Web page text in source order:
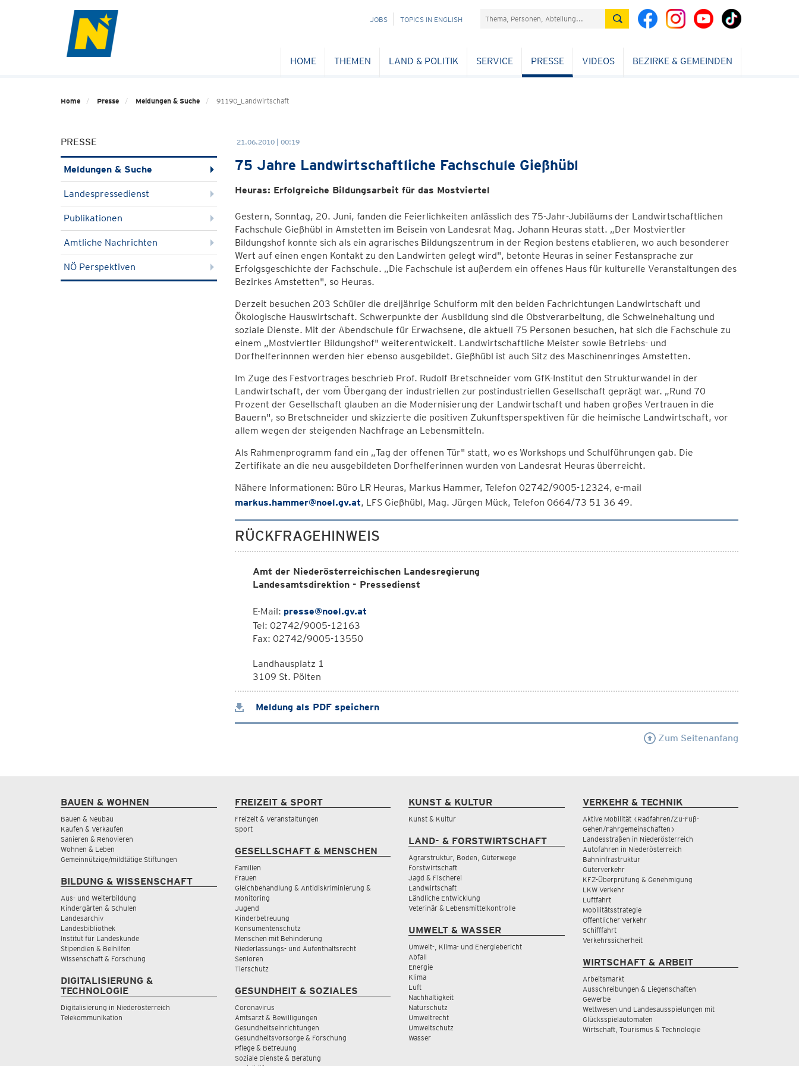
NAVIGATION
JOBS TOPICS IN ENGLISH Suchefeld
HOME THEMEN LAND & POLITIK SERVICE PRESSE VIDEOS BEZIRKE & GEMEINDEN
Home Presse Meldungen & Suche 91190_Landwirtschaft
PRESSE
Meldungen & Suche
Landespressedienst
Publikationen
Amtliche Nachrichten
NÖ Perspektiven
21.06.2010 | 00:19
75 Jahre Landwirtschaftliche Fachschule Gießhübl
Heuras: Erfolgreiche Bildungsarbeit für das Mostviertel
Gestern, Sonntag, 20. Juni, fanden die Feierlichkeiten anlässlich des 75-Jahr-Jubiläums der Landwirtschaftlichen
Fachschule Gießhübl in Amstetten im Beisein von Landesrat Mag. Johann Heuras statt. „Der Mostviertler
Bildungshof konnte sich als ein agrarisches Bildungszentrum in der Region bestens etablieren, wo auch besonderer
Wert auf einen engen Kontakt zu den Landwirten gelegt wird", betonte Heuras in seiner Festansprache zur
Erfolgsgeschichte der Fachschule. „Die Fachschule ist außerdem ein offenes Haus für kulturelle Veranstaltungen des
Bezirkes Amstetten", so Heuras.
Derzeit besuchen 203 Schüler die dreijährige Schulform mit den beiden Fachrichtungen Landwirtschaft und
Ökologische Hauswirtschaft. Schwerpunkte der Ausbildung sind die Obstverarbeitung, die Schweinehaltung und
soziale Dienste. Mit der Abendschule für Erwachsene, die aktuell 75 Personen besuchen, hat sich die Fachschule zu
einem „Mostviertler Bildungshof" weiterentwickelt. Landwirtschaftliche Meister sowie Betriebs- und
Dorfhelferinnnen werden hier ebenso ausgebildet. Gießhübl ist auch Sitz des Maschinenringes Amstetten.
Im Zuge des Festvortrages beschrieb Prof. Rudolf Bretschneider vom GfK-Institut den Strukturwandel in der
Landwirtschaft, der vom Übergang der industriellen zur postindustriellen Gesellschaft geprägt war. „Rund 70
Prozent der Gesellschaft glauben an die Modernisierung der Landwirtschaft und haben großes Vertrauen in die
Bauern", so Bretschneider und skizzierte die positiven Zukunftsperspektiven für die heimische Landwirtschaft, vor
allem wegen der steigenden Nachfrage an Lebensmitteln.
Als Rahmenprogramm fand ein „Tag der offenen Tür" statt, wo es Workshops und Schulführungen gab. Die
Zertifikate an die neu ausgebildeten Dorfhelferinnen wurden von Landesrat Heuras überreicht.
Nähere Informationen: Büro LR Heuras, Markus Hammer, Telefon 02742/9005-12324, e-mail
markus.hammer@noel.gv.at, LFS Gießhübl, Mag. Jürgen Mück, Telefon 0664/73 51 36 49.
RÜCKFRAGEHINWEIS
Amt der Niederösterreichischen Landesregierung
Landesamtsdirektion - Pressedienst
E-Mail: presse@noel.gv.at
Tel: 02742/9005-12163
Fax: 02742/9005-13550
Landhausplatz 1
3109 St. Pölten
Meldung als PDF speichern
Zum Seitenanfang
BAUEN & WOHNEN
Bauen & Neubau
Kaufen & Verkaufen
Sanieren & Renovieren
Wohnen & Leben
Gemeinnützige/mildtätige Stiftungen
BILDUNG & WISSENSCHAFT
Aus- und Weiterbildung
Kindergärten & Schulen
Landesarchiv
Landesbibliothek
Institut für Landeskunde
Stipendien & Beihilfen
Wissenschaft & Forschung
DIGITALISIERUNG &
TECHNOLOGIE
Digitalisierung in Niederösterreich
Telekommunikation
FREIZEIT & SPORT
Freizeit & Veranstaltungen
Sport
GESELLSCHAFT & MENSCHEN
Familien
Frauen
Gleichbehandlung & Antidiskriminierung &
Monitoring
Jugend
Kinderbetreuung
Konsumentenschutz
Menschen mit Behinderung
Niederlassungs- und Aufenthaltsrecht
Senioren
Tierschutz
GESUNDHEIT & SOZIALES
Coronavirus
Amtsarzt & Bewilligungen
Gesundheitseinrichtungen
Gesundheitsvorsorge & Forschung
Pflege & Betreuung
Soziale Dienste & Beratung
KUNST & KULTUR
Kunst & Kultur
LAND- & FORSTWIRTSCHAFT
Agrarstruktur, Boden, Güterwege
Forstwirtschaft
Jagd & Fischerei
Landwirtschaft
Ländliche Entwicklung
Veterinär & Lebensmittelkontrolle
UMWELT & WASSER
Umwelt-, Klima- und Energiebericht
Abfall
Energie
Klima
Luft
Nachhaltigkeit
Naturschutz
Umweltrecht
Umweltschutz
Wasser
VERKEHR & TECHNIK
Aktive Mobilität (Radfahren/Zu-Fuß-
Gehen/Fahrgemeinschaften)
Landesstraßen in Niederösterreich
Autofahren in Niederösterreich
Bahninfrastruktur
Güterverkehr
KFZ-Überprüfung & Genehmigung
LKW Verkehr
Luftfahrt
Mobilitätsstrategie
Öffentlicher Verkehr
Schifffahrt
Verkehrssicherheit
WIRTSCHAFT & ARBEIT
Arbeitsmarkt
Ausschreibungen & Liegenschaften
Gewerbe
Wettwesen und Landesausspielungen mit
Glücksspielautomaten
Wirtschaft, Tourismus & Technologie